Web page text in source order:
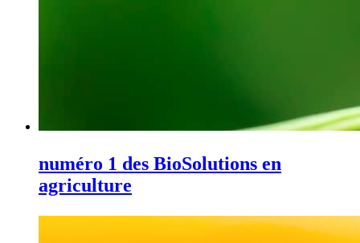
numéro 1 des BioSolutions en
agriculture